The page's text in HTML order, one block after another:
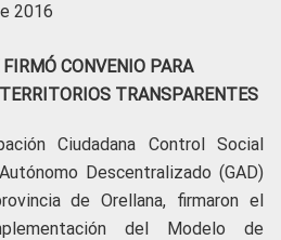
2016
FIRMÓ CONVENIO PARA
TRANSPARENTES
Ciudadana Control Social
Descentralizado (GAD)
de Orellana, firmaron el
del Modelo de